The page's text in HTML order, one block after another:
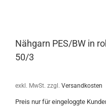
Nähgarn PES/BW in
50/3
exkl. MwSt. zzgl. Versandkosten
Preis nur für eingeloggte